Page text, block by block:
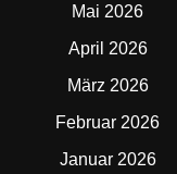
Mai 2026
April 2026
März 2026
Februar 2026
Januar 2026